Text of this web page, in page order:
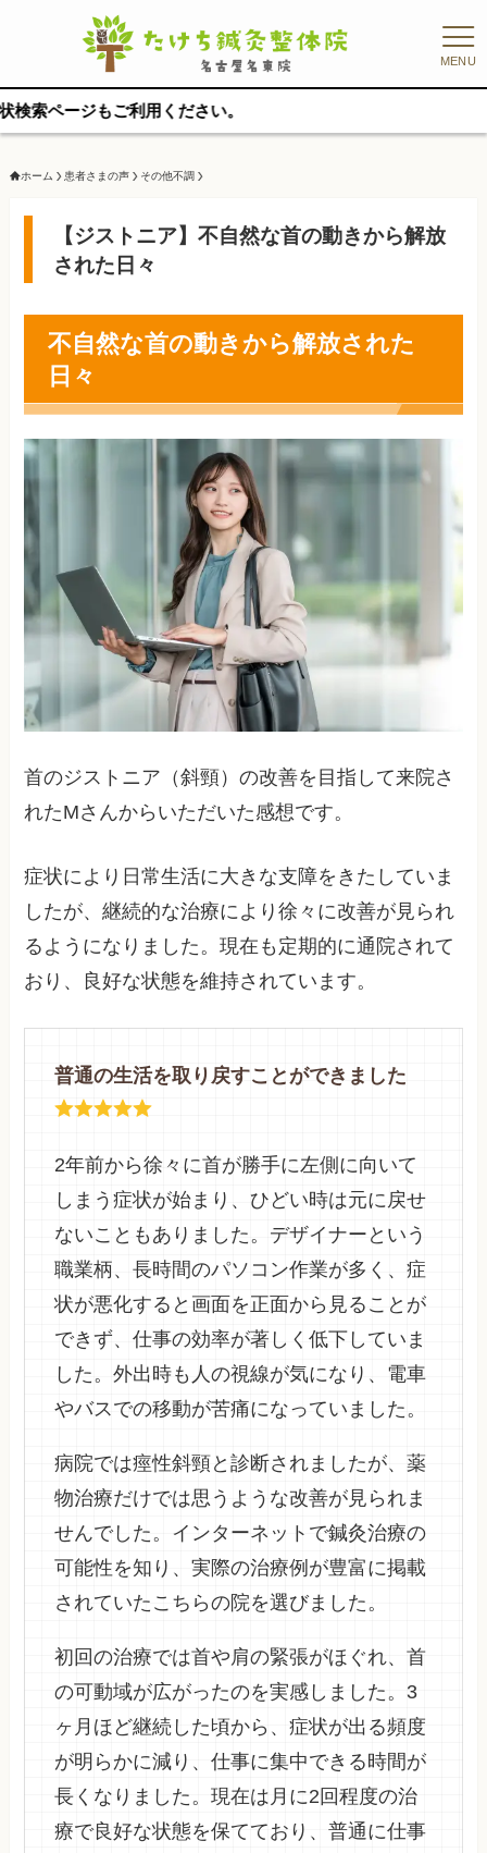
MENU
ジもご利用ください。
ホーム 患者さまの声 その他不調
【ジストニア】不自然な首の動きから解放
された日々
不自然な首の動きから解放された
日々
首のジストニア（斜頸）の改善を目指して来院さ
れたMさんからいただいた感想です。
症状により日常生活に大きな支障をきたしていま
したが、継続的な治療により徐々に改善が見られ
るようになりました。現在も定期的に通院されて
おり、良好な状態を維持されています。
普通の生活を取り戻すことができました
2年前から徐々に首が勝手に左側に向いて
しまう症状が始まり、ひどい時は元に戻せ
ないこともありました。デザイナーという
職業柄、長時間のパソコン作業が多く、症
状が悪化すると画面を正面から見ることが
できず、仕事の効率が著しく低下していま
した。外出時も人の視線が気になり、電車
やバスでの移動が苦痛になっていました。
病院では痙性斜頸と診断されましたが、薬
物治療だけでは思うような改善が見られま
せんでした。インターネットで鍼灸治療の
可能性を知り、実際の治療例が豊富に掲載
されていたこちらの院を選びました。
初回の治療では首や肩の緊張がほぐれ、首
の可動域が広がったのを実感しました。3
ヶ月ほど継続した頃から、症状が出る頻度
が明らかに減り、仕事に集中できる時間が
長くなりました。現在は月に2回程度の治
療で良好な状態を保てており、普通に仕事